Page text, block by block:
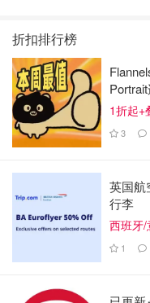
折扣排行榜
1折起+
3
英国航
行李
西班牙/
1